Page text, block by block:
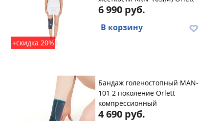
+скидка 20%
6 990 руб.
В корзину
Бандаж голеностопный MAN-
101 2 поколение Orlett
компрессионный
4 690 руб.